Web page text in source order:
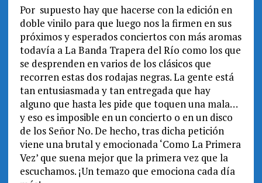
Por supuesto hay que hacerse con la edición en
doble vinilo para que luego nos la firmen en sus
próximos y esperados conciertos con más aromas
todavía a La Banda Trapera del Río como los que
se desprenden en varios de los clásicos que
recorren estas dos rodajas negras. La gente está
tan entusiasmada y tan entregada que hay
alguno que hasta les pide que toquen una mala…
y eso es imposible en un concierto o en un disco
de los Señor No. De hecho, tras dicha petición
viene una brutal y emocionada ‘Como La Primera
Vez’ que suena mejor que la primera vez que la
escuchamos. ¡Un temazo que emociona cada día